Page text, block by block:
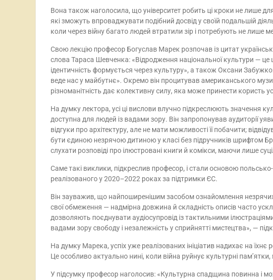
Вона також наголосила, що університет робить ці кроки не лише
які зможуть впроваджувати подібний досвід у своїй подальшій
коли через війну багато людей втратили зір і потребують не лише
Свою лекцію професор Богуслав Марек розпочав із цитат
слова Тараса Шевченка: «Відродження національної культури — це
ідентичність формується через культуру», а також Оксани
веде нас у майбутнє». Окремо він процитував американського
різноманітність дає колективну силу, яка може принести користь
На думку лектора, усі ці вислови влучно підкреслюють значення
доступна для людей із вадами зору. Він запропонував аудиторії
відгуки про архітектуру, але не мати можливості її побачити;
бути єдиною незрячою дитиною у класі без підручників шрифтом
слухати розповіді про ілюстровані книги й комікси, маючи лише
Саме такі виклики, підкреслив професор, і стали основою
реалізованого у 2020–2022 роках за підтримки ЄС.
Він зауважив, що найпоширенішим засобом ознайомлення
свої обмеження — надмірна довжина й складність описів часто
дозволяють поєднувати аудіосупровід із тактильними
вадами зору свободу і незалежність у сприйнятті мистецтва», —
На думку Марека, успіх уже реалізованих ініціатив надихає на їхнє
Це особливо актуально нині, коли війна руйнує культурні пам’ятки,
У підсумку професор наголосив: «Культурна спадщина повинна і